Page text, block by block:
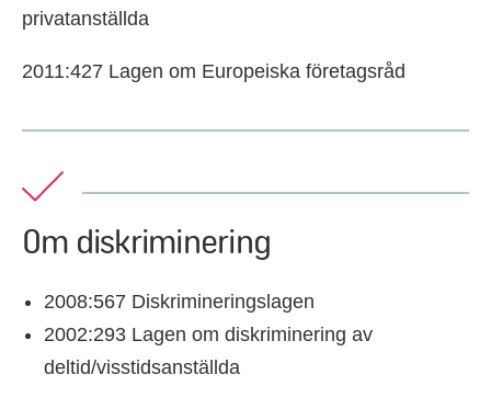
privatanställda
2011:427 Lagen om Europeiska företagsråd
Om diskriminering
2008:567 Diskrimineringslagen
2002:293 Lagen om diskriminering av
deltid/visstidsanställda